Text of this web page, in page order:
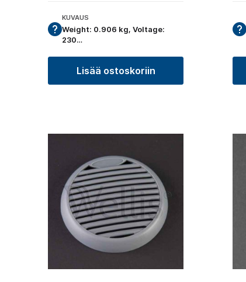
KUVAUS
Weight: 0.906 kg, Voltage:
230…
Lisää ostoskoriin